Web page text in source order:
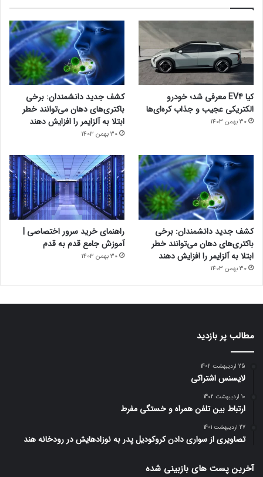
کیا EV4 معرفی شد؛ خودرو
الکتریکی عجیب و جذاب کره‌ای‌ها
30 بهمن 1403
کشف جدید دانشمندان: برخی
باکتری‌های دهان می‌توانند خطر
ابتلا به آلزایمر را افزایش دهند
30 بهمن 1403
کشف جدید دانشمندان: برخی
باکتری‌های دهان می‌توانند خطر
ابتلا به آلزایمر را افزایش دهند
30 بهمن 1403
راهنمای خرید سرور اختصاصی |
آموزش جامع قدم به قدم
30 بهمن 1403
مطالب پر بازدید
25 اردیبهشت 1402
لایسنس اشتراکی
10 اردیبهشت 1402
ارتباط بین تلفن همراه و خستگی مفرط
27 اردیبهشت 1401
تصاویری از سواری دادن کروکودیل پدر به نوزادهایش در رودخانه هند
آخرین پست های بازبینی شده